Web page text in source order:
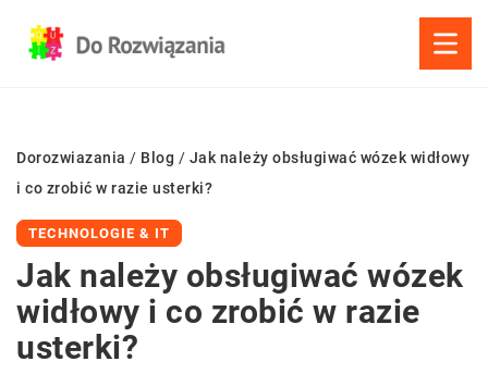
Dorozwiazania / Blog / Jak należy obsługiwać wózek widłowy
i co zrobić w razie usterki?
TECHNOLOGIE & IT
Jak należy obsługiwać wózek
widłowy i co zrobić w razie
usterki?